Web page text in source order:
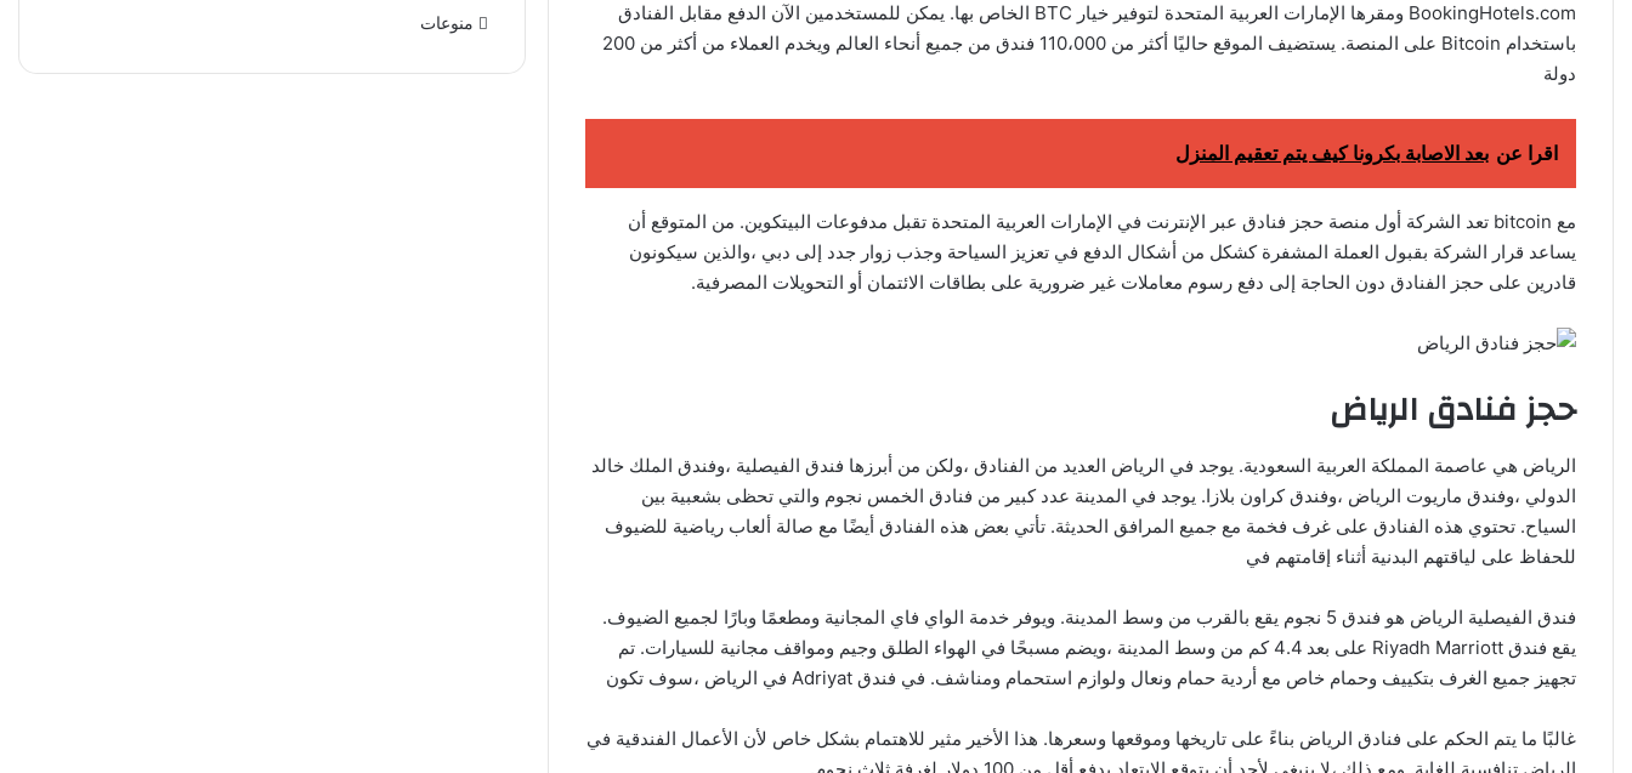
BookingHotels.com ومقرها الإمارات العربية المتحدة لتوفير خيار BTC الخاص بها. يمكن للمستخدمين الآن الدفع مقابل الفنادق
باستخدام Bitcoin على المنصة. يستضيف الموقع حاليًا أكثر من 110،000 فندق من جميع أنحاء العالم ويخدم العملاء من أكثر من 200
دولة
اقرا عن بعد الاصابة بكرونا كيف يتم تعقيم المنزل
مع bitcoin تعد الشركة أول منصة حجز فنادق عبر الإنترنت في الإمارات العربية المتحدة تقبل مدفوعات البيتكوين. من المتوقع أن
يساعد قرار الشركة بقبول العملة المشفرة كشكل من أشكال الدفع في تعزيز السياحة وجذب زوار جدد إلى دبي ،والذين سيكونون
قادرين على حجز الفنادق دون الحاجة إلى دفع رسوم معاملات غير ضرورية على بطاقات الائتمان أو التحويلات المصرفية.
حجز فنادق الرياض
الرياض هي عاصمة المملكة العربية السعودية. يوجد في الرياض العديد من الفنادق ،ولكن من أبرزها فندق الفيصلية ،وفندق الملك خالد
الدولي ،وفندق ماريوت الرياض ،وفندق كراون بلازا. يوجد في المدينة عدد كبير من فنادق الخمس نجوم والتي تحظى بشعبية بين
السياح. تحتوي هذه الفنادق على غرف فخمة مع جميع المرافق الحديثة. تأتي بعض هذه الفنادق أيضًا مع صالة ألعاب رياضية للضيوف
للحفاظ على لياقتهم البدنية أثناء إقامتهم في
فندق الفيصلية الرياض هو فندق 5 نجوم يقع بالقرب من وسط المدينة. ويوفر خدمة الواي فاي المجانية ومطعمًا وبارًا لجميع الضيوف.
يقع فندق Riyadh Marriott على بعد 4.4 كم من وسط المدينة ،ويضم مسبحًا في الهواء الطلق وجيم ومواقف مجانية للسيارات. تم
تجهيز جميع الغرف بتكييف وحمام خاص مع أردية حمام ونعال ولوازم استحمام ومناشف. في فندق Adriyat في الرياض ،سوف تكون
غالبًا ما يتم الحكم على فنادق الرياض بناءً على تاريخها وموقعها وسعرها. هذا الأخير مثير للاهتمام بشكل خاص لأن الأعمال الفندقية في
منوعات